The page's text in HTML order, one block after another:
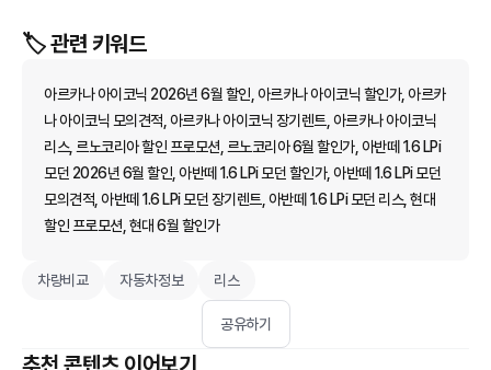
🏷️ 관련 키워드
아르카나 아이코닉 2026년 6월 할인, 아르카나 아이코닉 할인가, 아르카
나 아이코닉 모의견적, 아르카나 아이코닉 장기렌트, 아르카나 아이코닉
리스, 르노코리아 할인 프로모션, 르노코리아 6월 할인가, 아반떼 1.6 LPi
모던 2026년 6월 할인, 아반떼 1.6 LPi 모던 할인가, 아반떼 1.6 LPi 모던
모의견적, 아반떼 1.6 LPi 모던 장기렌트, 아반떼 1.6 LPi 모던 리스, 현대
할인 프로모션, 현대 6월 할인가
차량비교 자동차정보 리스
공유하기